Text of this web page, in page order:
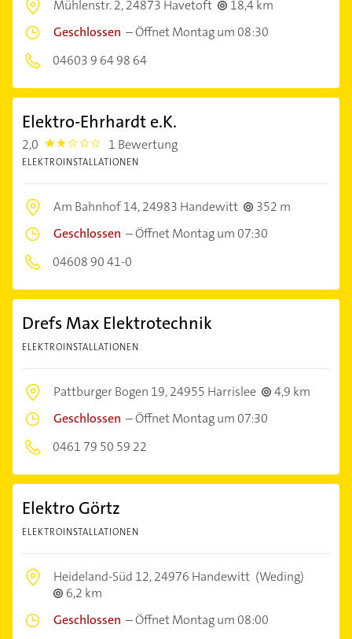
Mühlenstr. 2,24873 Havetoft
18,4 km
Geschlossen –Öffnet Montag um 08:30
04603 9 64 98 64
Elektro-Ehrhardt e.K.
2,0 2.0 1 Bewertung
ELEKTROINSTALLATIONEN
Am Bahnhof 14,24983 Handewitt
352 m
Geschlossen –Öffnet Montag um 07:30
04608 90 41-0
Drefs Max Elektrotechnik
ELEKTROINSTALLATIONEN
Pattburger Bogen 19,24955 Harrislee
4,9 km
Geschlossen –Öffnet Montag um 07:30
0461 79 50 59 22
Elektro Görtz
ELEKTROINSTALLATIONEN
Heideland-Süd 12,24976 Handewitt (Weding)
6,2 km
Geschlossen –Öffnet Montag um 08:00